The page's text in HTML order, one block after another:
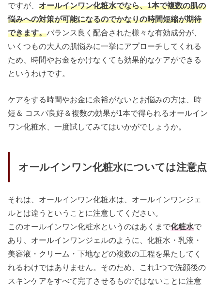
ですが、オールインワン化粧水でなら、1本で複数の肌の
悩みへの対策が可能になるのでかなりの時間短縮が期待
できます。バランス良く配合された様々な有効成分が、
いくつもの大人の肌悩みに一挙にアプローチしてくれる
ため、時間やお金をかけなくても効果的なケアができる
というわけです。
ケアをする時間やお金に余裕がないとお悩みの方は、時
短＆ コスパ良好＆複数の効果が1本で得られるオールイン
ワン化粧水、一度試してみてはいかがでしょうか。
オールインワン化粧水については注意点
それは、オールインワン化粧水は、オールインワンジェ
ルとは違うということに注意してください。
このオールインワン化粧水というのはあくまで化粧水で
あり、オールインワンジェルのように、化粧水・乳液・
美容液・クリーム・下地などの複数の工程を果たしてく
れるわけではありません。そのため、これ1つで洗顔後の
スキンケアをすべて完了させるものではないことに注意